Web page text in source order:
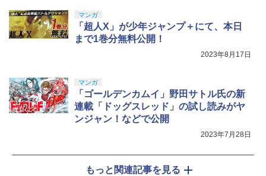
マンガ
「超人X」が少年ジャンプ＋にて、本日
まで1巻分無料公開！
2023年8月17日
マンガ
「ゴールデンカムイ」野田サトル氏の新
連載「ドッグスレッド」の試し読みがヤ
ンジャン！などで公開
2023年7月28日
もっと関連記事を見る